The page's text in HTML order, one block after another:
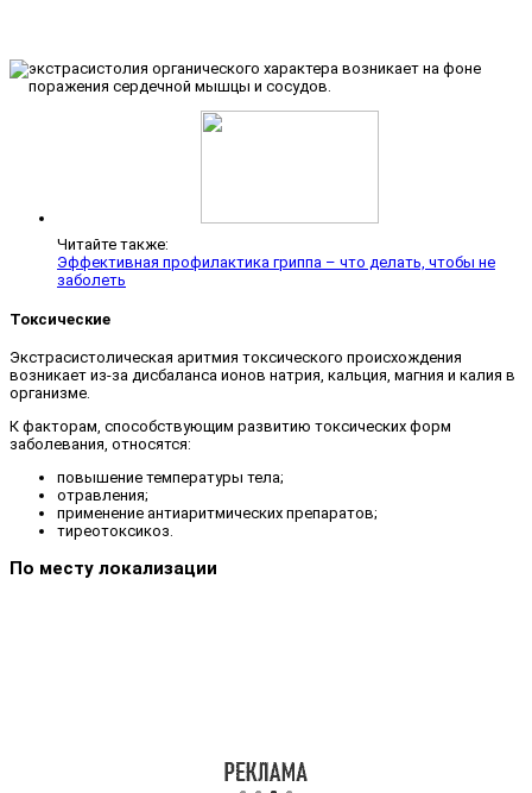
Читайте также:
Эффективная профилактика гриппа – что делать, чтобы не
заболеть
Токсические
Экстрасистолическая аритмия токсического происхождения
возникает из-за дисбаланса ионов натрия, кальция, магния и калия в
организме.
К факторам, способствующим развитию токсических форм
заболевания, относятся:
повышение температуры тела;
отравления;
применение антиаритмических препаратов;
тиреотоксикоз.
По месту локализации